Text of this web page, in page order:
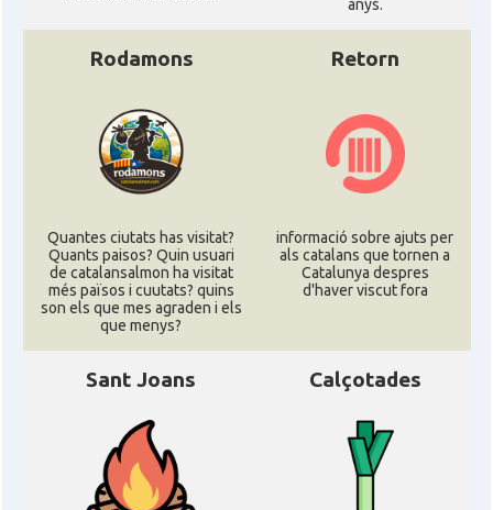
anys.
Rodamons
Quantes ciutats has visitat?
Quants paisos? Quin usuari
de catalansalmon ha visitat
més països i cuutats? quins
son els que mes agraden i els
que menys?
Retorn
informació sobre ajuts per
als catalans que tornen a
Catalunya despres
d'haver viscut fora
Sant Joans Calçotades